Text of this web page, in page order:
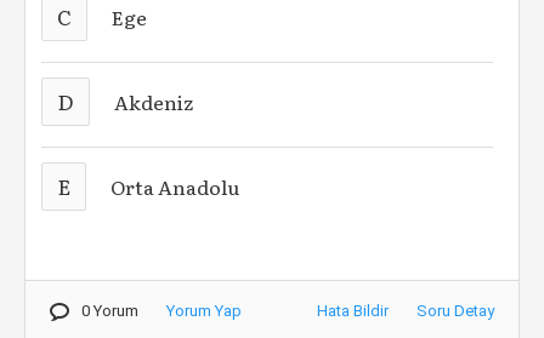
C Ege
D Akdeniz
E Orta Anadolu
0 Yorum Yorum Yap Hata Bildir Soru Detay